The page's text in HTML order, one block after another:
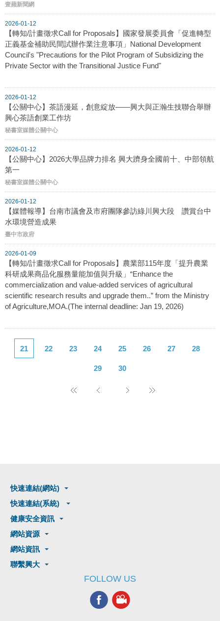
壹蘋新聞網
2026-01-12
【轉知/計畫徵求Call for Proposals】國家發展委員會「促進轉型
正義基金補助民間試辦作業注意事項」National Development
Council's "Precautions for the Pilot Program of Subsidizing the
Private Sector with the Transitional Justice Fund"
2026-01-12
【公關中心】茶語漫延，創意綻放——興大與正瀚生技聯合舉辦
興心茶語創業工作坊
秘書室媒體公關中心
2026-01-12
【公關中心】2026大學品牌力排名 興大躋身全國前十、中部領航
第一
秘書室媒體公關中心
2026-01-12
【媒體報導】台南市議會及市府團隊參訪綠川興大段 讚賞台中
水環境營造成果
臺中市政府
2026-01-09
【轉知/計畫徵求Call for Proposals】農業部115年度「提升農業
科研成果商品化服務量能加值與升級」“Enhance the
commercialization and value-added services of agricultural
scientific research results and upgrade them..” from the Ministry
of Agriculture,MOA.(The internal deadline: Jan 19, 2026)
21 22 23 24 25 26 27 28
29 30
快速連結(網站)
快速連結(系統)
健康安全資訊
網站資源
網站資訊
聯繫興大
FOLLOW US